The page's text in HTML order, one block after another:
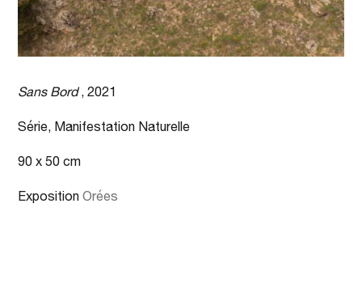
Sans Bord, 2021
Série, Manifestation Naturelle
90 x 50 cm
ExpositionOrées